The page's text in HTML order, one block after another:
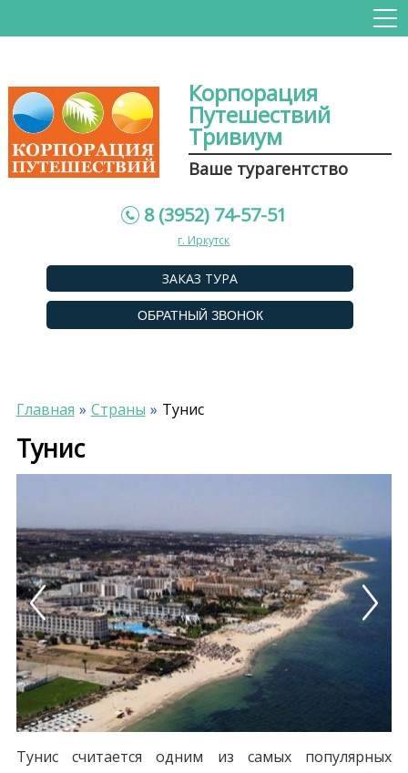
Корпорация
Путешествий
Тривиум
Ваше турагентство
ЗАКАЗ ТУРА
ОБРАТНЫЙ ЗВОНОК
8 (3952) 74-57-51
г. Иркутск
Главная Страны Тунис
Тунис
Previous Next
Тунис считается одним из самых популярных